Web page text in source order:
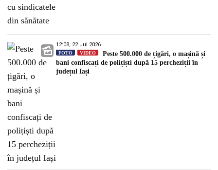
12:08, 22 Jul 2026
FOTO VIDEO
Peste 500.000 de țigări, o mașină și
bani confiscați de polițiști după 15 percheziții în
județul Iași